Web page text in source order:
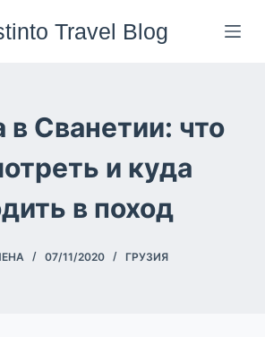
Travel Blog
в Сванетии: что
и куда
в поход
07/11/2020 ГРУЗИЯ